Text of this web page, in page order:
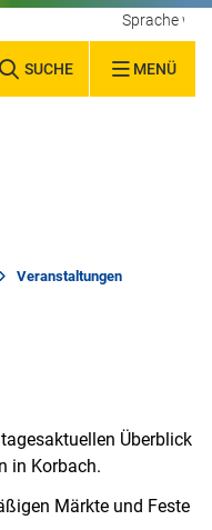
SUCHE MENÜ
Sprache
Veranstaltungen
Überblick
in Korbach.
Märkte und Feste